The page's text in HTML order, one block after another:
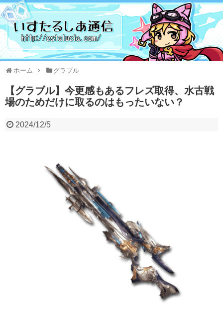
ホーム グラブル
【グラブル】今更感もあるフレズ取得、水古戦
場のためだけに取るのはもったいない？
2024/12/5